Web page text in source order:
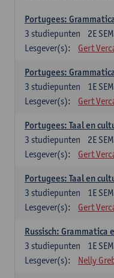
Portugees:
2E SEM
3 studiepunten
Lesgever(s):
Gert
Portugees:
1E SEM
3 studiepunten
Lesgever(s):
Gert
Portugees: Taal en
2E SEM
3 studiepunten
Lesgever(s):
Gert
Portugees: Taal en
1E SEM
3 studiepunten
Lesgever(s):
Gert
Russisch: Grammatica
1E SEM
3 studiepunten
Lesgever(s):
Nelly